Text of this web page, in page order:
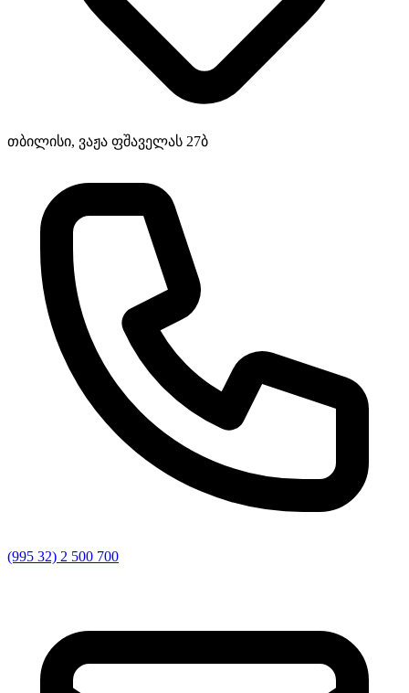
თბილისი, ვაჟა ფშაველას 27ბ
(995 32) 2 500 700